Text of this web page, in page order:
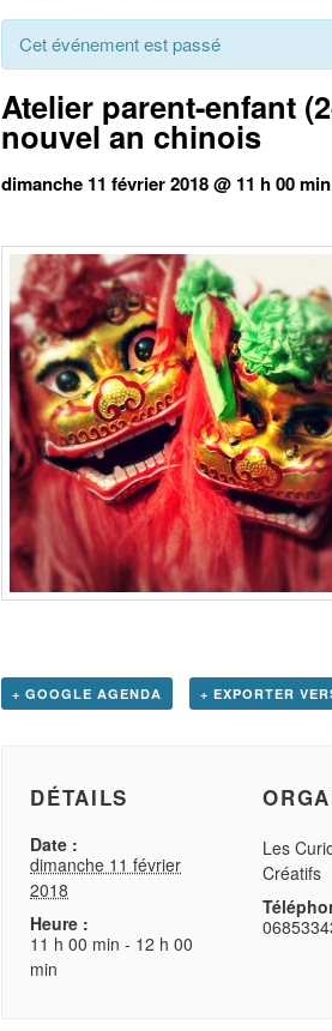
Cet événement est passé
Atelier parent-enfant
nouvel an chinois
dimanche 11 février 2018 @ 11 h 00 min
+ GOOGLE AGENDA + EXPORTER
DÉTAILS
Date :
dimanche 11 février
2018
Heure :
11 h 00 min - 12 h 00
min
Les
Créatifs